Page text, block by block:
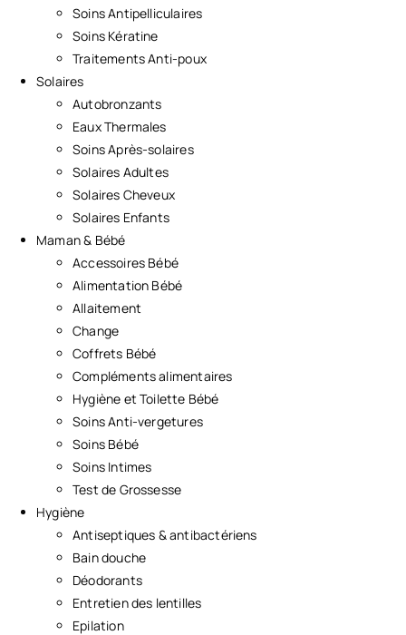
Soins Antipelliculaires
Soins Kératine
Traitements Anti-poux
Solaires
Autobronzants
Eaux Thermales
Soins Après-solaires
Solaires Adultes
Solaires Cheveux
Solaires Enfants
Maman & Bébé
Accessoires Bébé
Alimentation Bébé
Allaitement
Change
Coffrets Bébé
Compléments alimentaires
Hygiène et Toilette Bébé
Soins Anti-vergetures
Soins Bébé
Soins Intimes
Test de Grossesse
Hygiène
Antiseptiques & antibactériens
Bain douche
Déodorants
Entretien des lentilles
Epilation